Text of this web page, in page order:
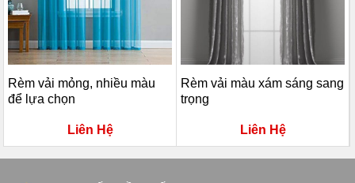
Rèm vải mỏng, nhiều màu
để lựa chọn
Liên Hệ
Rèm vải màu xám sáng sang
trọng
Liên Hệ